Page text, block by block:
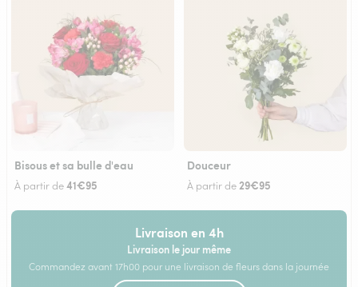
Bisous et sa bulle d'eau
À partir de41€95
Douceur
À partir de29€95
Livraison en 4h
Livraison le jour même
Commandez avant 17h00 pour une livraison de fleurs dans la journée